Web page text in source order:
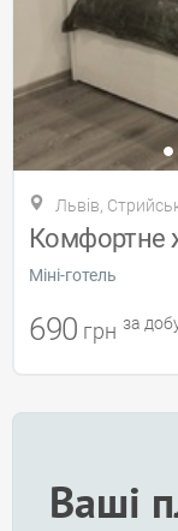
Львів,
Комфортне
Міні-готель
690 грн за
Ваші